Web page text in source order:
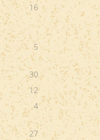
16
5
30
12
4
27